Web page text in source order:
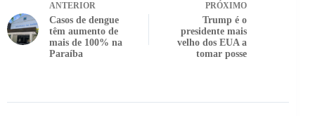
ANTERIOR
Casos de dengue
têm aumento de
mais de 100% na
Paraíba
PRÓXIMO
Trump é o
presidente mais
velho dos EUA a
tomar posse